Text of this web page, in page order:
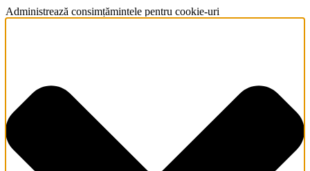
Administrează consimțămintele pentru cookie-uri